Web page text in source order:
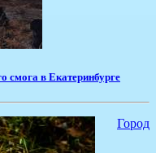
смога в Екатеринбурге
Город